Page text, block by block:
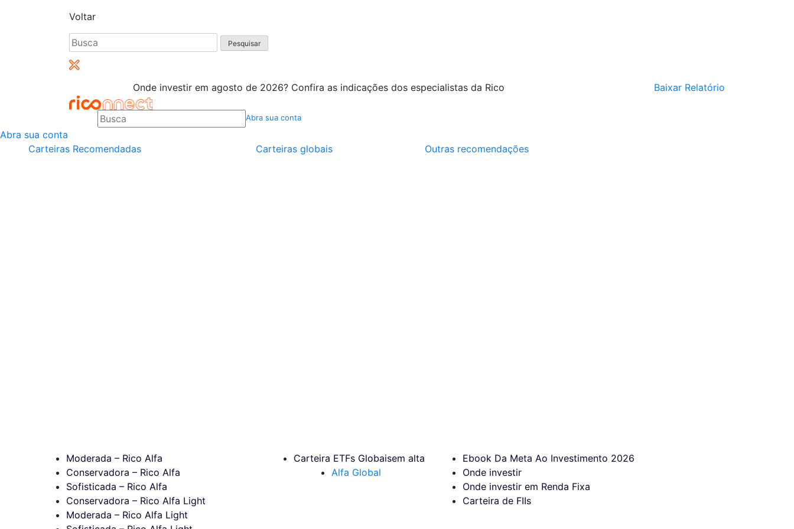
Voltar
Pesquisar
por:
Onde investir em agosto de 2026? Confira as indicações dos especialistas da Rico Baixar Relatório
Abra sua conta
Abra sua conta
Carteiras Recomendadas
Moderada – Rico Alfa
Conservadora – Rico Alfa
Sofisticada – Rico Alfa
Conservadora – Rico Alfa Light
Moderada – Rico Alfa Light
Carteiras globais
Carteira ETFs Globaisem alta
Alfa Global
Outras recomendações
Ebook Da Meta Ao Investimento 2026
Onde investir
Onde investir em Renda Fixa
Carteira de FIIs